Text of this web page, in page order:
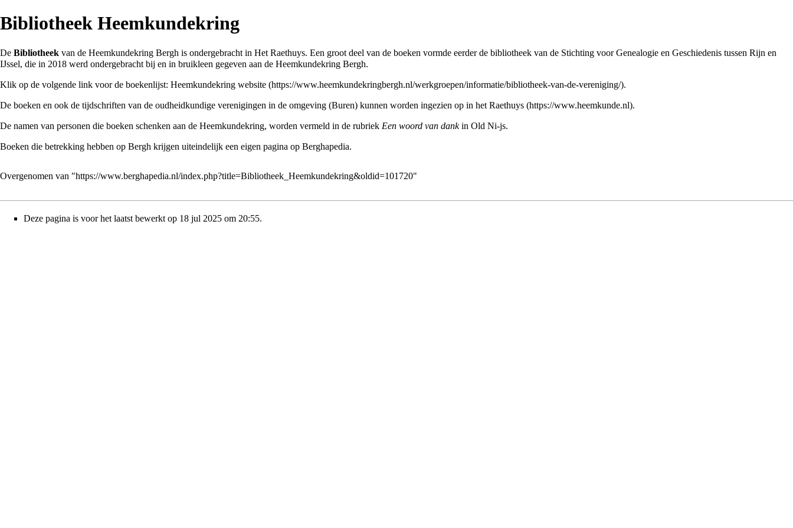
Bibliotheek Heemkundekring
De Bibliotheek van de Heemkundekring Bergh is ondergebracht in Het Raethuys. Een groot deel van de boeken vormde eerder de bibliotheek van de ‎ Stichting voor Genealogie en Geschiedenis tussen Rijn en
IJssel, die in 2018 werd ondergebracht bij en in bruikleen gegeven aan de Heemkundekring Bergh.
Klik op de volgende link voor de boekenlijst: Heemkundekring website .
De boeken en ook de tijdschriften van de oudheidkundige verenigingen in de omgeving (Buren) kunnen worden ingezien op in het Raethuys .
De namen van personen die boeken schenken aan de Heemkundekring, worden vermeld in de rubriek Een woord van dankin Old Ni-js.
Boeken die betrekking hebben op Bergh krijgen uiteindelijk een eigen pagina op Berghapedia.
Overgenomen van "https://www.berghapedia.nl/index.php?title=Bibliotheek_Heemkundekring&oldid=101720"
Deze pagina is voor het laatst bewerkt op 18 jul 2025 om 20:55.